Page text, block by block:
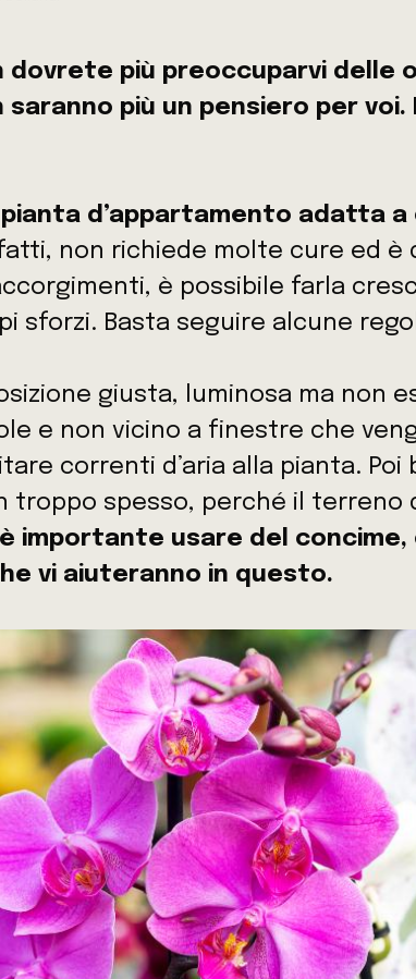
dovrete più preoccuparvi delle
saranno più un pensiero per voi.
pianta d’appartamento adatta a
non richiede molte cure ed è
è possibile farla
sforzi. Basta seguire alcune
giusta, luminosa ma non
e non vicino a finestre che
correnti d’aria alla pianta. Poi
troppo spesso, perché il terreno
è importante usare del concime,
vi aiuteranno in questo.